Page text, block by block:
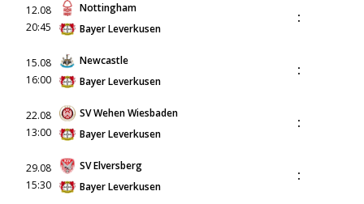
12.08
20:45
Nottingham
Bayer Leverkusen
:
15.08
16:00
Newcastle
Bayer Leverkusen
:
22.08
13:00
SV Wehen Wiesbaden
Bayer Leverkusen
:
29.08
15:30
SV Elversberg
Bayer Leverkusen
: